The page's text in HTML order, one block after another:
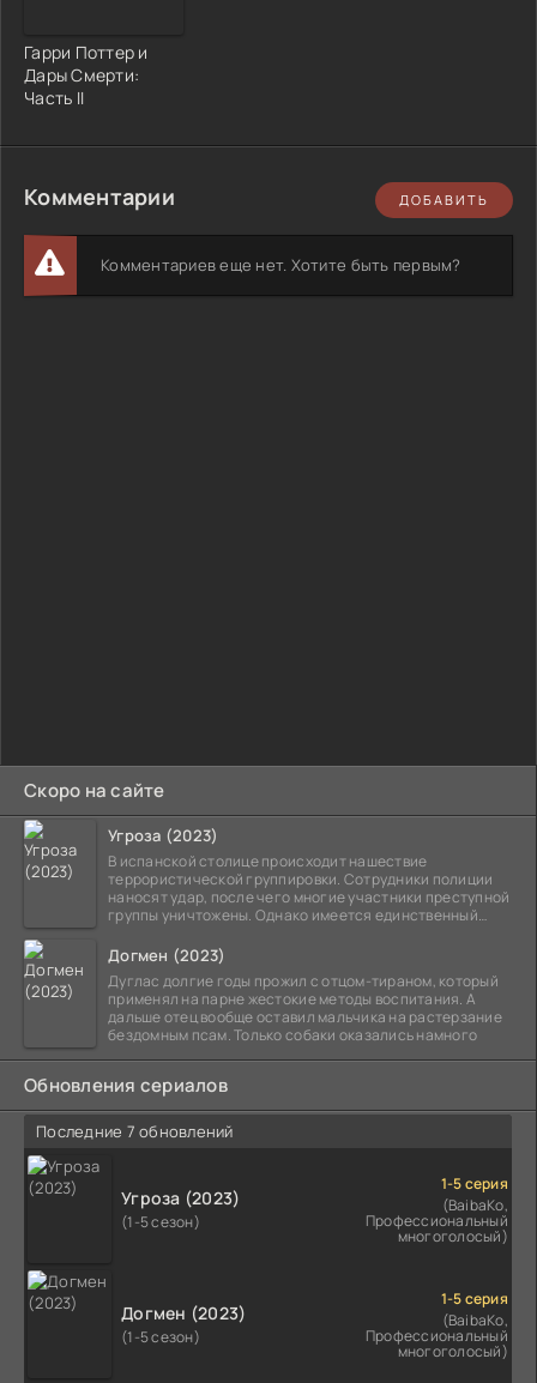
Скоро на сайте
Угроза (2023)
В испанской столице происходит нашествие
террористической группировки. Сотрудники полиции
наносят удар, после чего многие участники преступной
группы уничтожены. Однако имеется единственный
Догмен (2023)
Дуглас долгие годы прожил с отцом-тираном, который
применял на парне жестокие методы воспитания. А
дальше отец вообще оставил мальчика на растерзание
бездомным псам. Только собаки оказались намного
Обновления сериалов
Последние 7 обновлений
Угроза (2023)
(1-5 сезон)
1-5 серия
(BaibaKo,
Профессиональный
многоголосый)
Догмен (2023)
(1-5 сезон)
1-5 серия
(BaibaKo,
Профессиональный
многоголосый)
Гарри Поттер и
Дары Смерти:
Часть II
Комментарии ДОБАВИТЬ
Комментариев еще нет. Хотите быть первым?